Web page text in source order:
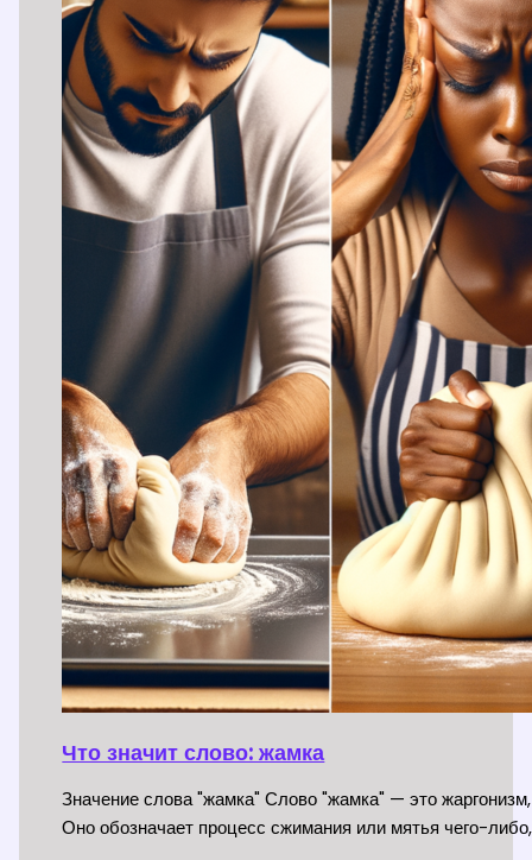
Что значит слово: жамка
Значение слова "жамка" Слово "жамка" — это
Оно обозначает процесс сжимания или мятья чего-